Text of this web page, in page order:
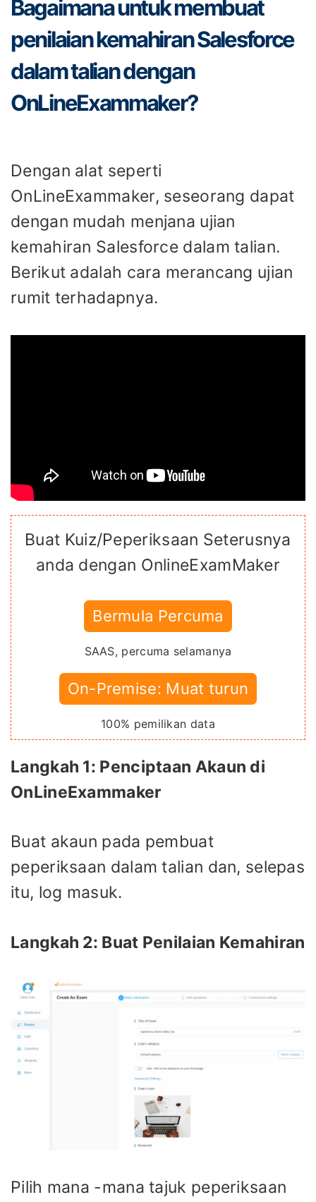
Bagaimana untuk membuat
penilaian kemahiran Salesforce
dalam talian dengan
OnLineExammaker?
Dengan alat seperti
OnLineExammaker, seseorang dapat
dengan mudah menjana ujian
kemahiran Salesforce dalam talian.
Berikut adalah cara merancang ujian
rumit terhadapnya.
Buat Kuiz/Peperiksaan Seterusnya
anda dengan OnlineExamMaker
Bermula Percuma
SAAS, percuma selamanya
On-Premise: Muat turun
100% pemilikan data
Langkah 1: Penciptaan Akaun di
OnLineExammaker
Buat akaun pada pembuat
peperiksaan dalam talian dan, selepas
itu, log masuk.
Langkah 2: Buat Penilaian Kemahiran
Pilih mana -mana tajuk peperiksaan